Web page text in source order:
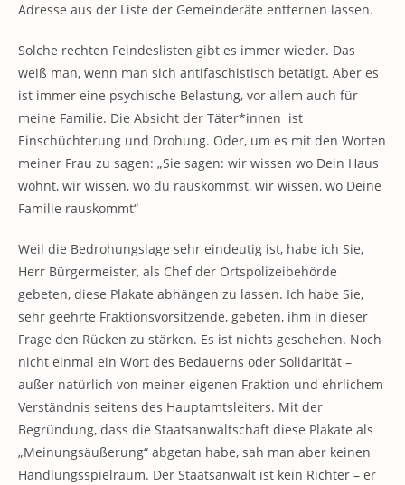
Adresse aus der Liste der Gemeinderäte entfernen lassen.
Solche rechten Feindeslisten gibt es immer wieder. Das
weiß man, wenn man sich antifaschistisch betätigt. Aber es
ist immer eine psychische Belastung, vor allem auch für
meine Familie. Die Absicht der Täter*innen ist
Einschüchterung und Drohung. Oder, um es mit den Worten
meiner Frau zu sagen: „Sie sagen: wir wissen wo Dein Haus
wohnt, wir wissen, wo du rauskommst, wir wissen, wo Deine
Familie rauskommt“
Weil die Bedrohungslage sehr eindeutig ist, habe ich Sie,
Herr Bürgermeister, als Chef der Ortspolizeibehörde
gebeten, diese Plakate abhängen zu lassen. Ich habe Sie,
sehr geehrte Fraktionsvorsitzende, gebeten, ihm in dieser
Frage den Rücken zu stärken. Es ist nichts geschehen. Noch
nicht einmal ein Wort des Bedauerns oder Solidarität –
außer natürlich von meiner eigenen Fraktion und ehrlichem
Verständnis seitens des Hauptamtsleiters. Mit der
Begründung, dass die Staatsanwaltschaft diese Plakate als
„Meinungsäußerung“ abgetan habe, sah man aber keinen
Handlungsspielraum. Der Staatsanwalt ist kein Richter – er